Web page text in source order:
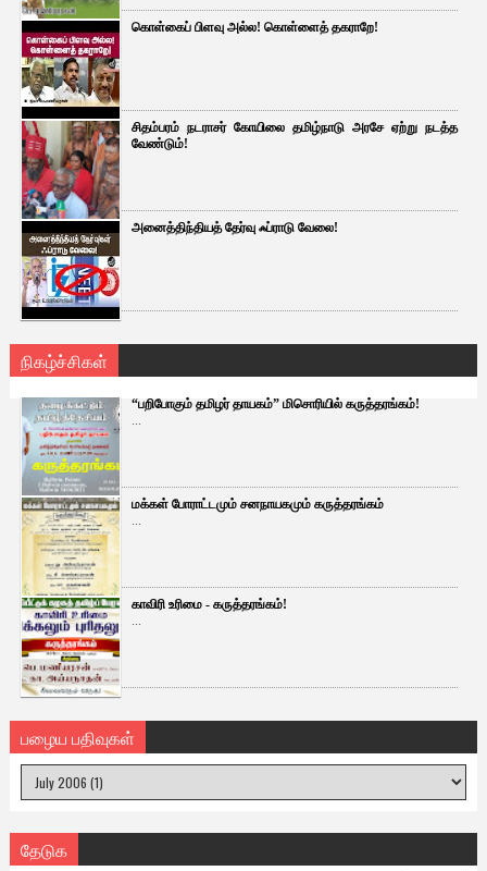
கொள்கைப் பிளவு அல்ல! கொள்ளைத் தகராறே!
சிதம்பரம் நடராசர் கோயிலை தமிழ்நாடு அரசே ஏற்று நடத்த
வேண்டும்!
அனைத்திந்தியத் தேர்வு ஃப்ராடு வேலை!
நிகழ்ச்சிகள்
“பறிபோகும் தமிழர் தாயகம்” மிசொரியில் கருத்தரங்கம்!
...
மக்கள் போராட்டமும் சனநாயகமும் கருத்தரங்கம்
...
காவிரி உரிமை - கருத்தரங்கம்!
...
பழைய பதிவுகள்
தேடுக